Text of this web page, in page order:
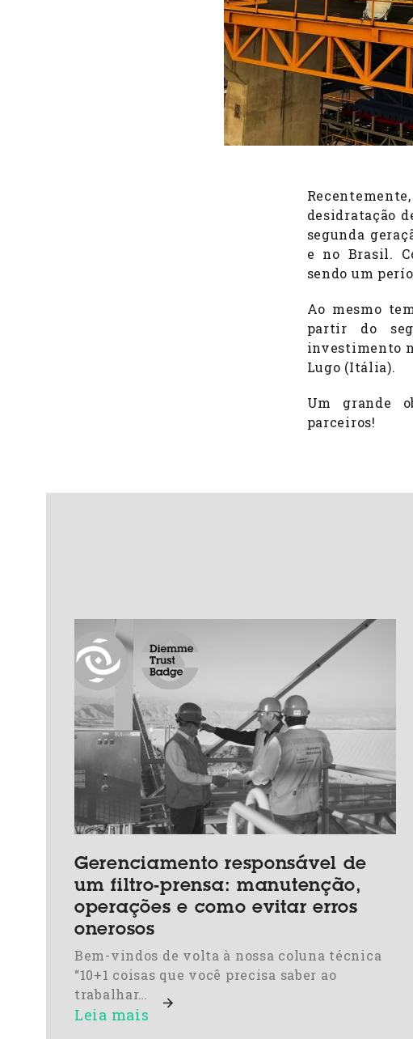
desidratação
segunda
e no Brasil.
sendo um
Ao mesmo
partir do
investimento
Lugo (Itália).
Um grande
parceiros!
Gerenciamento responsável de
um filtro-prensa: manutenção,
operações e como evitar erros
onerosos
Bem-vindos de volta à nossa coluna técnica
“10+1 coisas que você precisa saber ao
trabalhar…
Leia mais